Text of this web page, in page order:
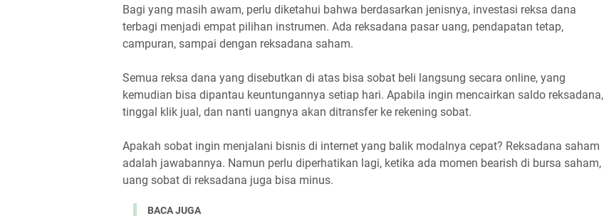
Bagi yang masih awam, perlu diketahui bahwa berdasarkan jenisnya, investasi reksa dana
terbagi menjadi empat pilihan instrumen. Ada reksadana pasar uang, pendapatan tetap,
campuran, sampai dengan reksadana saham.
Semua reksa dana yang disebutkan di atas bisa sobat beli langsung secara online, yang
kemudian bisa dipantau keuntungannya setiap hari. Apabila ingin mencairkan saldo reksadana,
tinggal klik jual, dan nanti uangnya akan ditransfer ke rekening sobat.
Apakah sobat ingin menjalani bisnis di internet yang balik modalnya cepat? Reksadana saham
adalah jawabannya. Namun perlu diperhatikan lagi, ketika ada momen bearish di bursa saham,
uang sobat di reksadana juga bisa minus.
BACA JUGA